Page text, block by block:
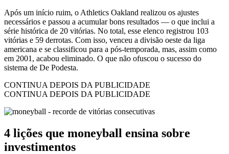
Após um início ruim, o Athletics Oakland realizou os ajustes
necessários e passou a acumular bons resultados — o que inclui a
série histórica de 20 vitórias. No total, esse elenco registrou 103
vitórias e 59 derrotas. Com isso, venceu a divisão oeste da liga
americana e se classificou para a pós-temporada, mas, assim como
em 2001, acabou eliminado. O que não ofuscou o sucesso do
sistema de De Podesta.
CONTINUA DEPOIS DA PUBLICIDADE
CONTINUA DEPOIS DA PUBLICIDADE
4 lições que moneyball ensina sobre
investimentos